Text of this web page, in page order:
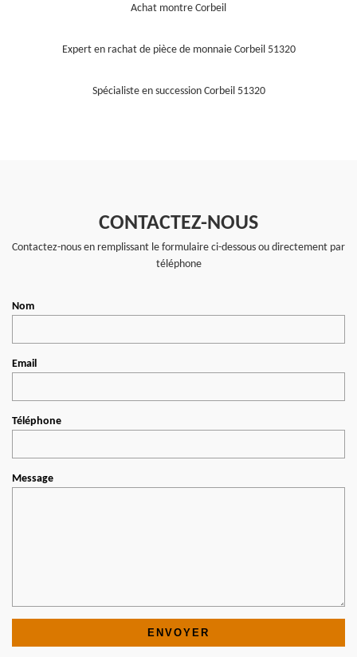
Achat montre Corbeil
Expert en rachat de pièce de monnaie Corbeil 51320
Spécialiste en succession Corbeil 51320
CONTACTEZ-NOUS
Contactez-nous en remplissant le formulaire ci-dessous ou directement par
téléphone
Nom
Email
Téléphone
Message